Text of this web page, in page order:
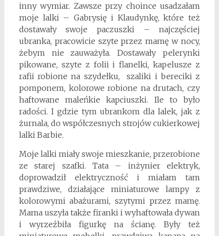
inny wymiar. Zawsze przy choince usadzałam
moje lalki – Gabrysię i Klaudynkę, które też
dostawały swoje paczuszki – najczęściej
ubranka, pracowicie szyte przez mamę w nocy,
żebym nie zauważyła. Dostawały pelerynki
pikowane, szyte z folii i flanelki, kapelusze z
rafii robione na szydełku, szaliki i bereciki z
pomponem, kolorowe robione na drutach, czy
haftowane maleńkie kapciuszki. Ile to było
radości. I gdzie tym ubrankom dla lalek, jak z
żurnala, do współczesnych strojów cukierkowej
lalki Barbie.
Moje lalki miały swoje mieszkanie, przerobione
ze starej szafki. Tata – inżynier elektryk,
doprowadził elektryczność i miałam tam
prawdziwe, działające miniaturowe lampy z
kolorowymi abażurami, szytymi przez mamę.
Mama uszyła także firanki i wyhaftowała dywan
i wyrzeźbiła figurkę na ścianę. Były też